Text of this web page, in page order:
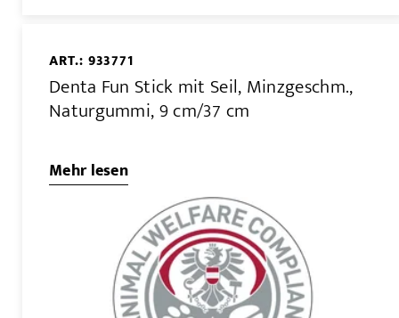
ART.: 933771
Denta Fun Stick mit Seil, Minzgeschm.,
Naturgummi, 9 cm/37 cm
Mehr lesen